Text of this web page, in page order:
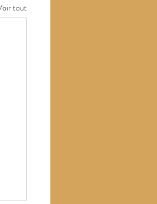
tout